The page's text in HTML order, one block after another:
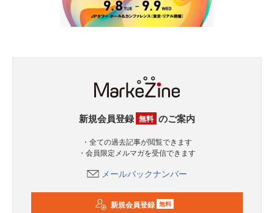
新規会員登録 無料 のご案内
・全ての過去記事が閲覧できます
・会員限定メルマガを受信できます
メールバックナンバー
新規会員登録 無料